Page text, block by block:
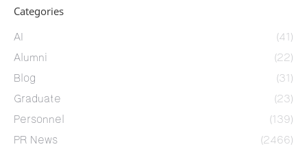
Categories
AI
(41)
Alumni
(22)
Blog
(31)
Graduate
(23)
Personnel
(139)
PR News
(2466)